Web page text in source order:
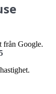
från Google.